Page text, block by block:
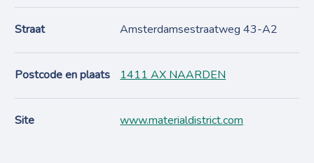
Straat Amsterdamsestraatweg 43-A2
Postcode en plaats 1411 AX NAARDEN
Site www.materialdistrict.com